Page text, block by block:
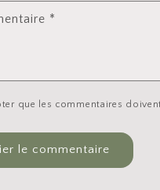
*
que les commentaires